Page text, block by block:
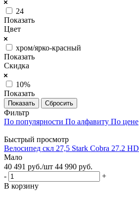
24
Показать
Цвет
хром/ярко-красный
Показать
Скидка
10%
Показать
Сбросить
Фильтр
По популярности По алфавиту По цене
Быстрый просмотр
Велосипед скл 27,5 Stark Cobra 27.2 HD
Мало
40 491 руб./шт 44 990 руб.
-
+
В корзину